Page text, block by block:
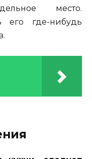
место.
его где-нибудь